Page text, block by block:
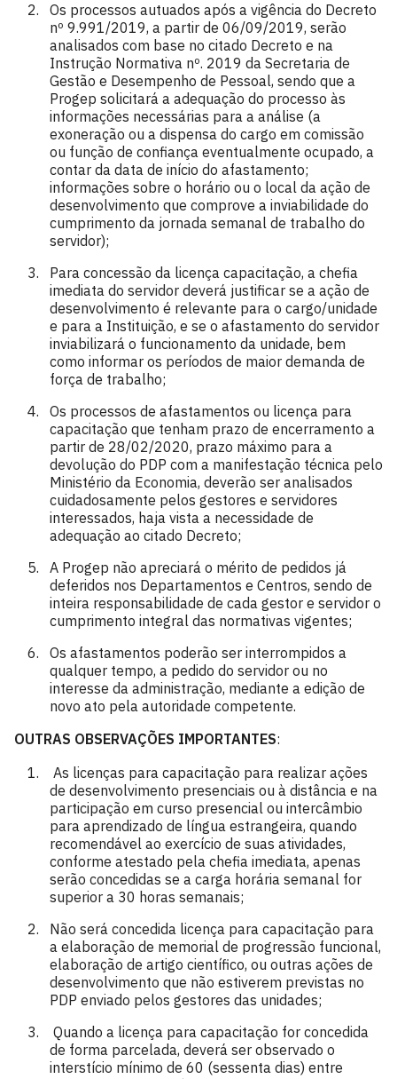
Os processos autuados após a vigência do Decreto
nº 9.991/2019, a partir de 06/09/2019, serão
analisados com base no citado Decreto e na
Instrução Normativa nº. 2019 da Secretaria de
Gestão e Desempenho de Pessoal, sendo que a
Progep solicitará a adequação do processo às
informações necessárias para a análise (a
exoneração ou a dispensa do cargo em comissão
ou função de confiança eventualmente ocupado, a
contar da data de início do afastamento;
informações sobre o horário ou o local da ação de
desenvolvimento que comprove a inviabilidade do
cumprimento da jornada semanal de trabalho do
servidor);
Para concessão da licença capacitação, a chefia
imediata do servidor deverá justificar se a ação de
desenvolvimento é relevante para o cargo/unidade
e para a Instituição, e se o afastamento do servidor
inviabilizará o funcionamento da unidade, bem
como informar os períodos de maior demanda de
força de trabalho;
Os processos de afastamentos ou licença para
capacitação que tenham prazo de encerramento a
partir de 28/02/2020, prazo máximo para a
devolução do PDP com a manifestação técnica pelo
Ministério da Economia, deverão ser analisados
cuidadosamente pelos gestores e servidores
interessados, haja vista a necessidade de
adequação ao citado Decreto;
A Progep não apreciará o mérito de pedidos já
deferidos nos Departamentos e Centros, sendo de
inteira responsabilidade de cada gestor e servidor o
cumprimento integral das normativas vigentes;
Os afastamentos poderão ser interrompidos a
qualquer tempo, a pedido do servidor ou no
interesse da administração, mediante a edição de
novo ato pela autoridade competente.
OUTRAS OBSERVAÇÕES IMPORTANTES:
As licenças para capacitação para realizar ações
de desenvolvimento presenciais ou à distância e na
participação em curso presencial ou intercâmbio
para aprendizado de língua estrangeira, quando
recomendável ao exercício de suas atividades,
conforme atestado pela chefia imediata, apenas
serão concedidas se a carga horária semanal for
superior a 30 horas semanais;
Não será concedida licença para capacitação para
a elaboração de memorial de progressão funcional,
elaboração de artigo científico, ou outras ações de
desenvolvimento que não estiverem previstas no
PDP enviado pelos gestores das unidades;
Quando a licença para capacitação for concedida
de forma parcelada, deverá ser observado o
interstício mínimo de 60 (sessenta dias) entre